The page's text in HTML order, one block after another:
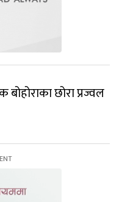
बोहोराका छोरा प्रज्वल